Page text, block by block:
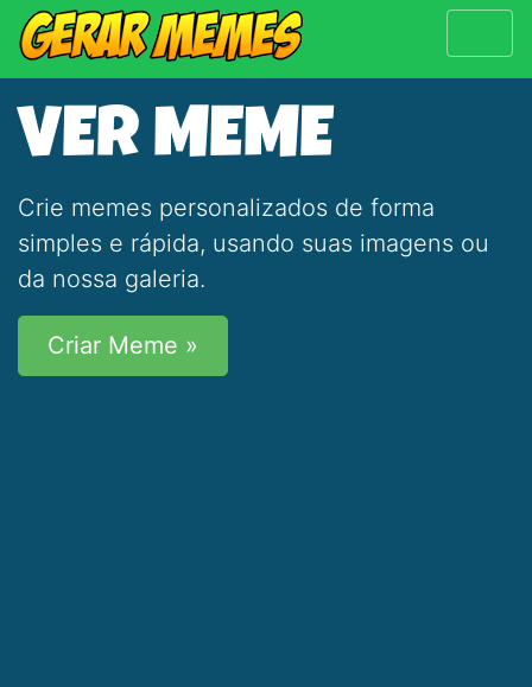
VER MEME
Crie memes personalizados de forma
simples e rápida, usando suas imagens ou
da nossa galeria.
Criar Meme »